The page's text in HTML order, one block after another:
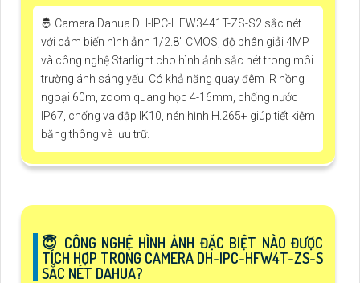
🤴 Camera Dahua DH-IPC-HFW3441T-ZS-S2 sắc nét
với cảm biến hình ảnh 1/2.8" CMOS, độ phân giải 4MP
và công nghệ Starlight cho hình ảnh sắc nét trong môi
trường ánh sáng yếu. Có khả năng quay đêm IR hồng
ngoại 60m, zoom quang học 4-16mm, chống nước
IP67, chống va đập IK10, nén hình H.265+ giúp tiết kiệm
băng thông và lưu trữ.
😇 CÔNG NGHỆ HÌNH ẢNH ĐẶC BIỆT NÀO ĐƯỢC
TÍCH HỢP TRONG CAMERA DH-IPC-HFW4T-ZS-S
SẮC NÉT DAHUA?